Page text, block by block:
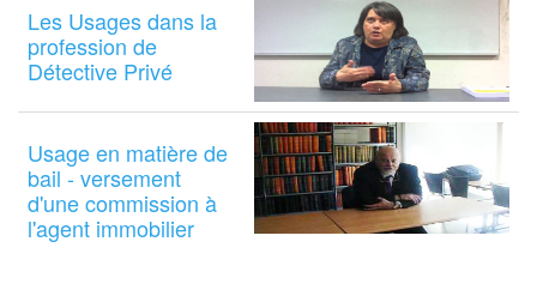
Les Usages dans la
profession de
Détective Privé
Usage en matière de
bail - versement
d'une commission à
l'agent immobilier